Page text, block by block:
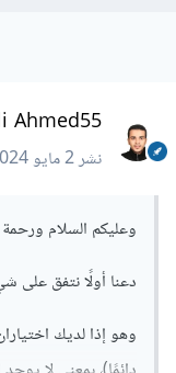
Ahmed55
نشر2 مايو 2024
وعليكم السلام ورحمة
دعنا أولًا نتفق على
وهو إذا لديك